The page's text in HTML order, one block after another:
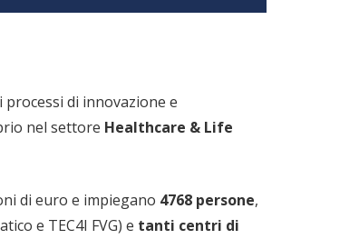
processi di innovazione e
nel settore Healthcare & Life
di euro e impiegano 4768 persone,
e TEC4I FVG) e tanti centri di